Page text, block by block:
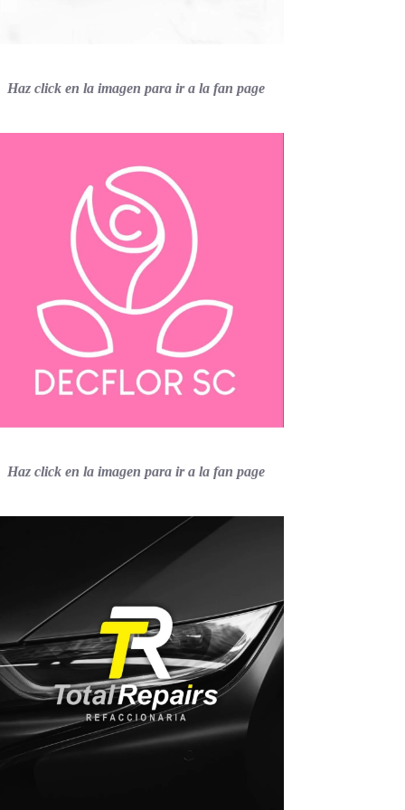
Haz click en la imagen para ir a la fan page
Haz click en la imagen para ir a la fan page